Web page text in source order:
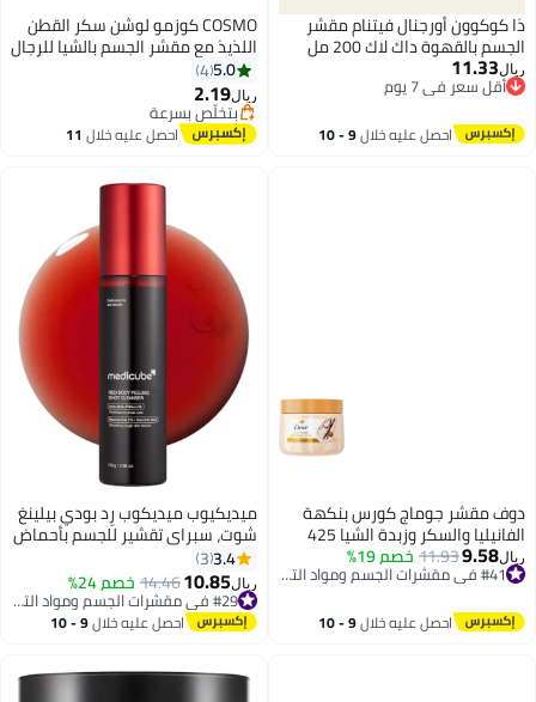
ذا كوكوون أورجنال فيتنام مقشر
الجسم بالقهوة داك لاك 200 مل
بخلاصة القهوة الطبيعية وزبدة
الكاكاو لبشرة ناعمة ومشرقة
ريال11.33
أقل سعر في 7 يوم
أقل سعر في 7 يوم
احصل عليه خلال 9 - 10
اغسطس
COSMO كوزمو لوشن سكر القطن
اللذيذ مع مقشر الجسم بالشيا للرجال
والنساء 275 مل، مقشر الجسم
المقشر، مرطب ومغذي، مقشر
سكر، عطر سكر القطن الحلو، تنظيف
البشرة الميتة والعميقة
5.0
4
ريال2.19
بتخلّص بسرعة
تم بيع +10 مؤخرًا
بتخلّص بسرعةاحصل عليه خلال 11
اغسطس
دوف مقشر جوماج كورس بنكهة
الفانيليا والسكر وزبدة الشيا 425
غرام
ريال9.58
11.93خصم 19%
#41 في مقشرات الجسم ومواد التلميع
احصل عليه خلال 9 - 10
ميديكيوب ميديكوب رِد بودي بيلينغ
شوت، سبراي تقشير للجسم بأحماض
للصيف، يعالج البشرة شبيهة
بالفراولة، والنتوءات والحبوب، 3.88
أونصة سائلة
3.4
3
ريال10.85
14.46خصم 24%
أقل سعر في السنة
احصل عليه خلال 9 - 10